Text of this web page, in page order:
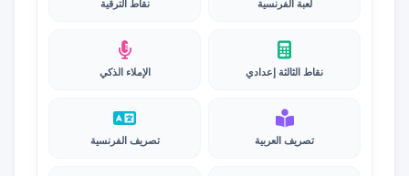
لعبة الفرنسية نقاط الترقية
نقاط الثالثة إعدادي الإملاء الذكي
تصريف العربية تصريف الفرنسية